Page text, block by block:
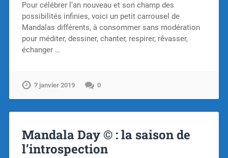
Pour célébrer l’an nouveau et son champ des
possibilités infinies, voici un petit carrousel de
Mandalas différents, à consommer sans modération
pour méditer, dessiner, chanter, respirer, rêvasser,
échanger …
7 janvier 2019 0
Mandala Day © : la saison de
l’introspection